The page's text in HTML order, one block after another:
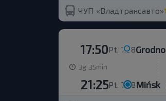
ЧУП «Владтрансавто»
Pt, 7.08
17:50 Grodno
3g 35min
Pt, 7.08
21:25 Mińsk